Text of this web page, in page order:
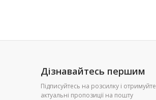
Дізнавайтесь першим
Підписуйтесь на розсилку і отримуйте
актуальні пропозиції на пошту